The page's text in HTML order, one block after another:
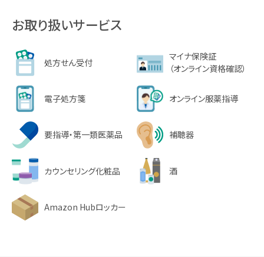
お取り扱いサービス
処方せん受付
マイナ保険証
（オンライン資格確認）
電子処方箋 オンライン服薬指導
要指導・第一類医薬品 補聴器
カウンセリング化粧品 酒
Amazon Hubロッカー